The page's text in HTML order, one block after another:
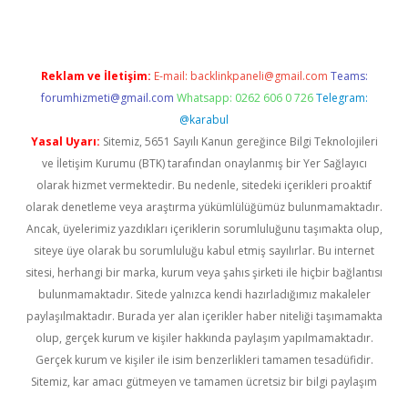
Reklam ve İletişim: E-mail: backlinkpaneli@gmail.com Teams:
forumhizmeti@gmail.com Whatsapp: 0262 606 0 726 Telegram:
@karabul
Yasal Uyarı: Sitemiz, 5651 Sayılı Kanun gereğince Bilgi Teknolojileri
ve İletişim Kurumu (BTK) tarafından onaylanmış bir Yer Sağlayıcı
olarak hizmet vermektedir. Bu nedenle, sitedeki içerikleri proaktif
olarak denetleme veya araştırma yükümlülüğümüz bulunmamaktadır.
Ancak, üyelerimiz yazdıkları içeriklerin sorumluluğunu taşımakta olup,
siteye üye olarak bu sorumluluğu kabul etmiş sayılırlar. Bu internet
sitesi, herhangi bir marka, kurum veya şahıs şirketi ile hiçbir bağlantısı
bulunmamaktadır. Sitede yalnızca kendi hazırladığımız makaleler
paylaşılmaktadır. Burada yer alan içerikler haber niteliği taşımamakta
olup, gerçek kurum ve kişiler hakkında paylaşım yapılmamaktadır.
Gerçek kurum ve kişiler ile isim benzerlikleri tamamen tesadüfidir.
Sitemiz, kar amacı gütmeyen ve tamamen ücretsiz bir bilgi paylaşım